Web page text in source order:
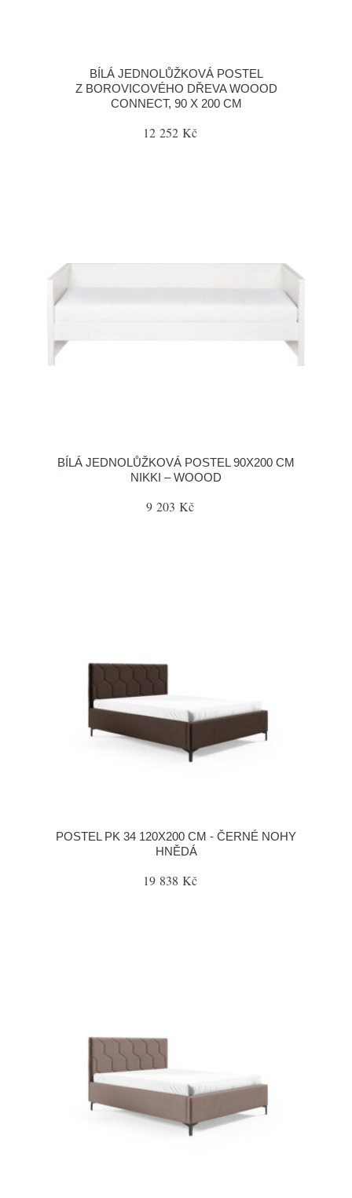
BÍLÁ JEDNOLŮŽKOVÁ POSTEL
Z BOROVICOVÉHO DŘEVA WOOOD
CONNECT, 90 X 200 CM
12 252 Kč
BÍLÁ JEDNOLŮŽKOVÁ POSTEL 90X200 CM
NIKKI – WOOOD
9 203 Kč
POSTEL PK 34 120X200 CM - ČERNÉ NOHY
HNĚDÁ
19 838 Kč